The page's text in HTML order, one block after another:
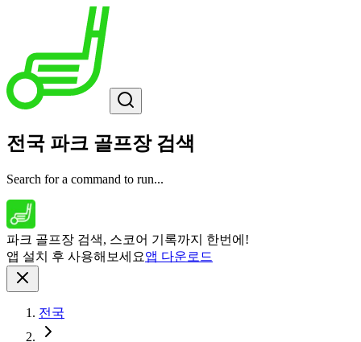
전국 파크 골프장 검색
Search for a command to run...
파크 골프장 검색, 스코어 기록까지 한번에!
앱 설치 후 사용해보세요앱 다운로드
전국